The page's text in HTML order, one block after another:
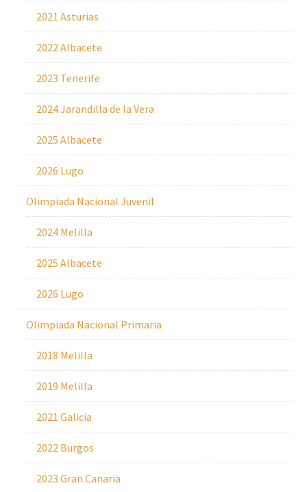
2021 Asturias
2022 Albacete
2023 Tenerife
2024 Jarandilla de la Vera
2025 Albacete
2026 Lugo
Olimpiada Nacional Juvenil
2024 Melilla
2025 Albacete
2026 Lugo
Olimpiada Nacional Primaria
2018 Melilla
2019 Melilla
2021 Galicia
2022 Burgos
2023 Gran Canaria